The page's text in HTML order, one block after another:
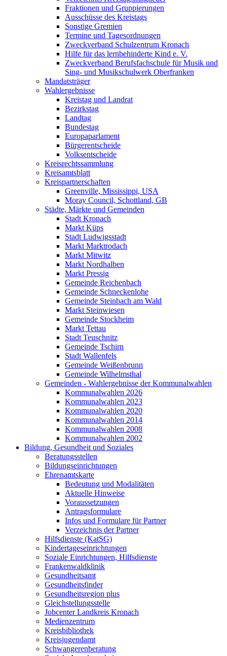
Fraktionen und Gruppierungen
Ausschüsse des Kreistags
Sonstige Gremien
Termine und Tagesordnungen
Zweckverband Schulzentrum Kronach
Hilfe für das lernbehinderte Kind e. V.
Zweckverband Berufsfachschule für Musik und
Sing- und Musikschulwerk Oberfranken
Mandatsträger
Wahlergebnisse
Kreistag und Landrat
Bezirkstag
Landtag
Bundestag
Europaparlament
Bürgerentscheide
Volksentscheide
Kreisrechtssammlung
Kreisamtsblatt
Kreispartnerschaften
Greenville, Mississippi, USA
Moray Council, Schottland, GB
Städte, Märkte und Gemeinden
Stadt Kronach
Markt Küps
Stadt Ludwigsstadt
Markt Marktrodach
Markt Mitwitz
Markt Nordhalben
Markt Pressig
Gemeinde Reichenbach
Gemeinde Schneckenlohe
Gemeinde Steinbach am Wald
Markt Steinwiesen
Gemeinde Stockheim
Markt Tettau
Stadt Teuschnitz
Gemeinde Tschirn
Stadt Wallenfels
Gemeinde Weißenbrunn
Gemeinde Wilhelmsthal
Gemeinden - Wahlergebnisse der Kommunalwahlen
Kommunalwahlen 2026
Kommunalwahlen 2023
Kommunalwahlen 2020
Kommunalwahlen 2014
Kommunalwahlen 2008
Kommunalwahlen 2002
Bildung, Gesundheit und Soziales
Beratungsstellen
Bildungseinrichtungen
Ehrenamtskarte
Bedeutung und Modalitäten
Aktuelle Hinweise
Voraussetzungen
Antragsformulare
Infos und Formulare für Partner
Verzeichnis der Partner
Hilfsdienste (KatSG)
Kindertageseinrichtungen
Soziale Einrichtungen, Hilfsdienste
Frankenwaldklinik
Gesundheitsamt
Gesundheitsfinder
Gesundheitsregion plus
Gleichstellungsstelle
Jobcenter Landkreis Kronach
Medienzentrum
Kreisbibliothek
Kreisjugendamt
Schwangerenberatung